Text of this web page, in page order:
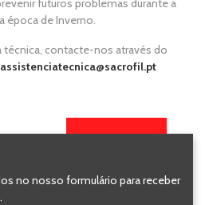
de Banho
futuros problemas durante a
época de Inverno.
técnica, contacte-nos através do
assistenciatecnica@sacrofil.pt
no nosso formulário para receber